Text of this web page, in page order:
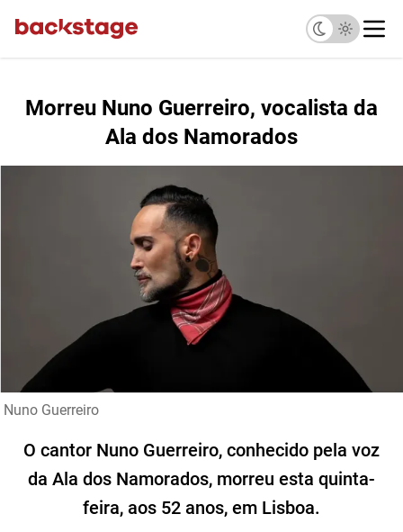
Morreu Nuno Guerreiro, vocalista da
Ala dos Namorados
Nuno Guerreiro
O cantor Nuno Guerreiro, conhecido pela voz
da Ala dos Namorados, morreu esta quinta-
feira, aos 52 anos, em Lisboa.